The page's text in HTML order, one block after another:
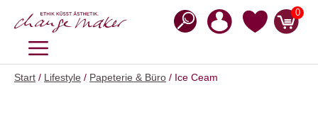
Inhalt
0
MENÜ
Start / Lifestyle / Papeterie & Büro / Ice Ceam